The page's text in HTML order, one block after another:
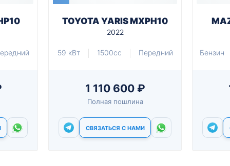
TOYOTA YARIS MXPH10
2022
59 кВт 1500cc Передний
1 110 600 ₽
Полная пошлина
СВЯЗАТЬСЯ С НАМИ
Бензин